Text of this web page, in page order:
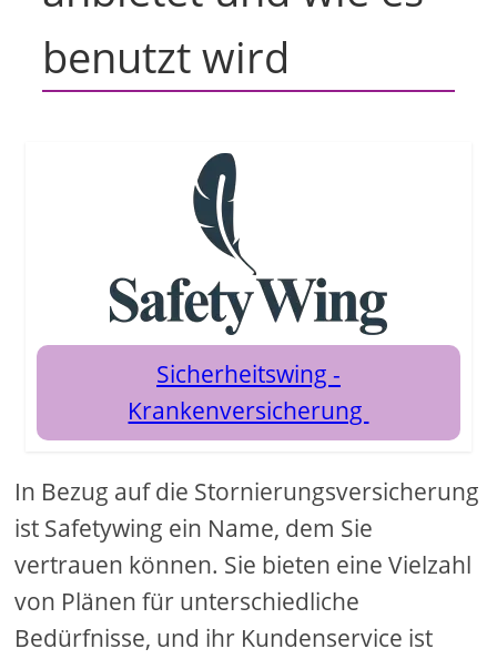
benutzt wird
Sicherheitswing -
Krankenversicherung
In Bezug auf die Stornierungsversicherung
ist Safetywing ein Name, dem Sie
vertrauen können. Sie bieten eine Vielzahl
von Plänen für unterschiedliche
Bedürfnisse, und ihr Kundenservice ist